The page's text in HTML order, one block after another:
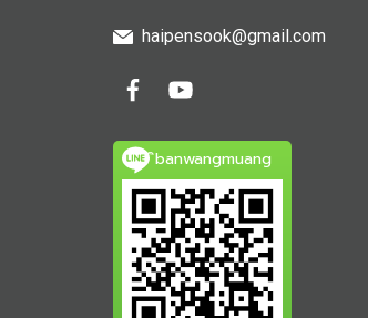
haipensook@gmail.com
ิbanwangmuang